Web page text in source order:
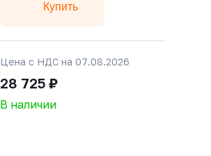
Купить
Цена с НДС на 07.08.2026
28 725 ₽
В наличии